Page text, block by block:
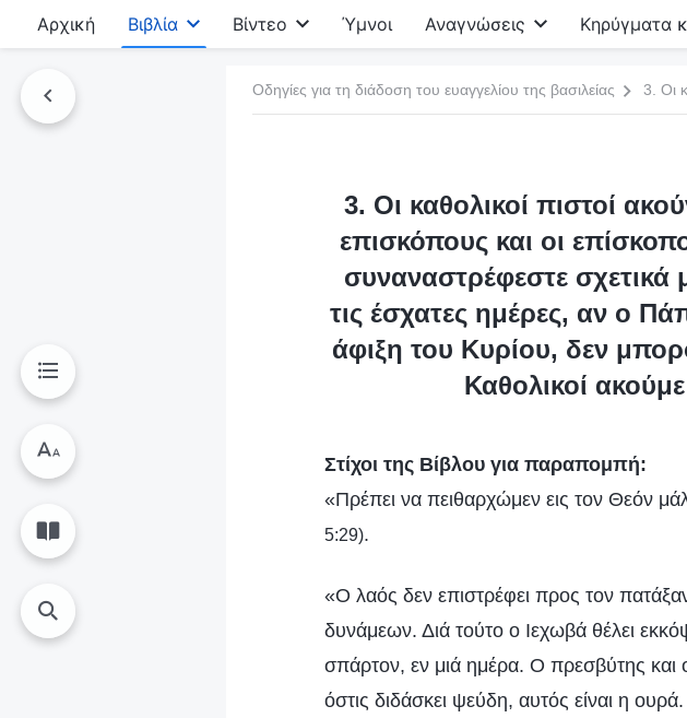
Αρχική Βιβλία Βίντεο Ύμνοι Αναγνώσεις Κηρύγματα
Οδηγίες για τη διάδοση του ευαγγελίου της βασιλείας
3. Οι καθολικοί πιστοί
επισκόπους και οι
συναναστρέφεστε
τις έσχατες ημέρες, αν ο
άφιξη του Κυρίου, δεν
Καθολικοί
Στίχοι της Βίβλου για παραπομπή:
«Πρέπει να πειθαρχώμεν εις τον Θεόν
5:29).
«Ο λαός δεν επιστρέφει προς τον
δυνάμεων. Διά τούτο ο Ιεχωβά θέλει
σπάρτον, εν μιά ημέρα. Ο πρεσβύτης και
όστις διδάσκει ψεύδη, αυτός είναι η